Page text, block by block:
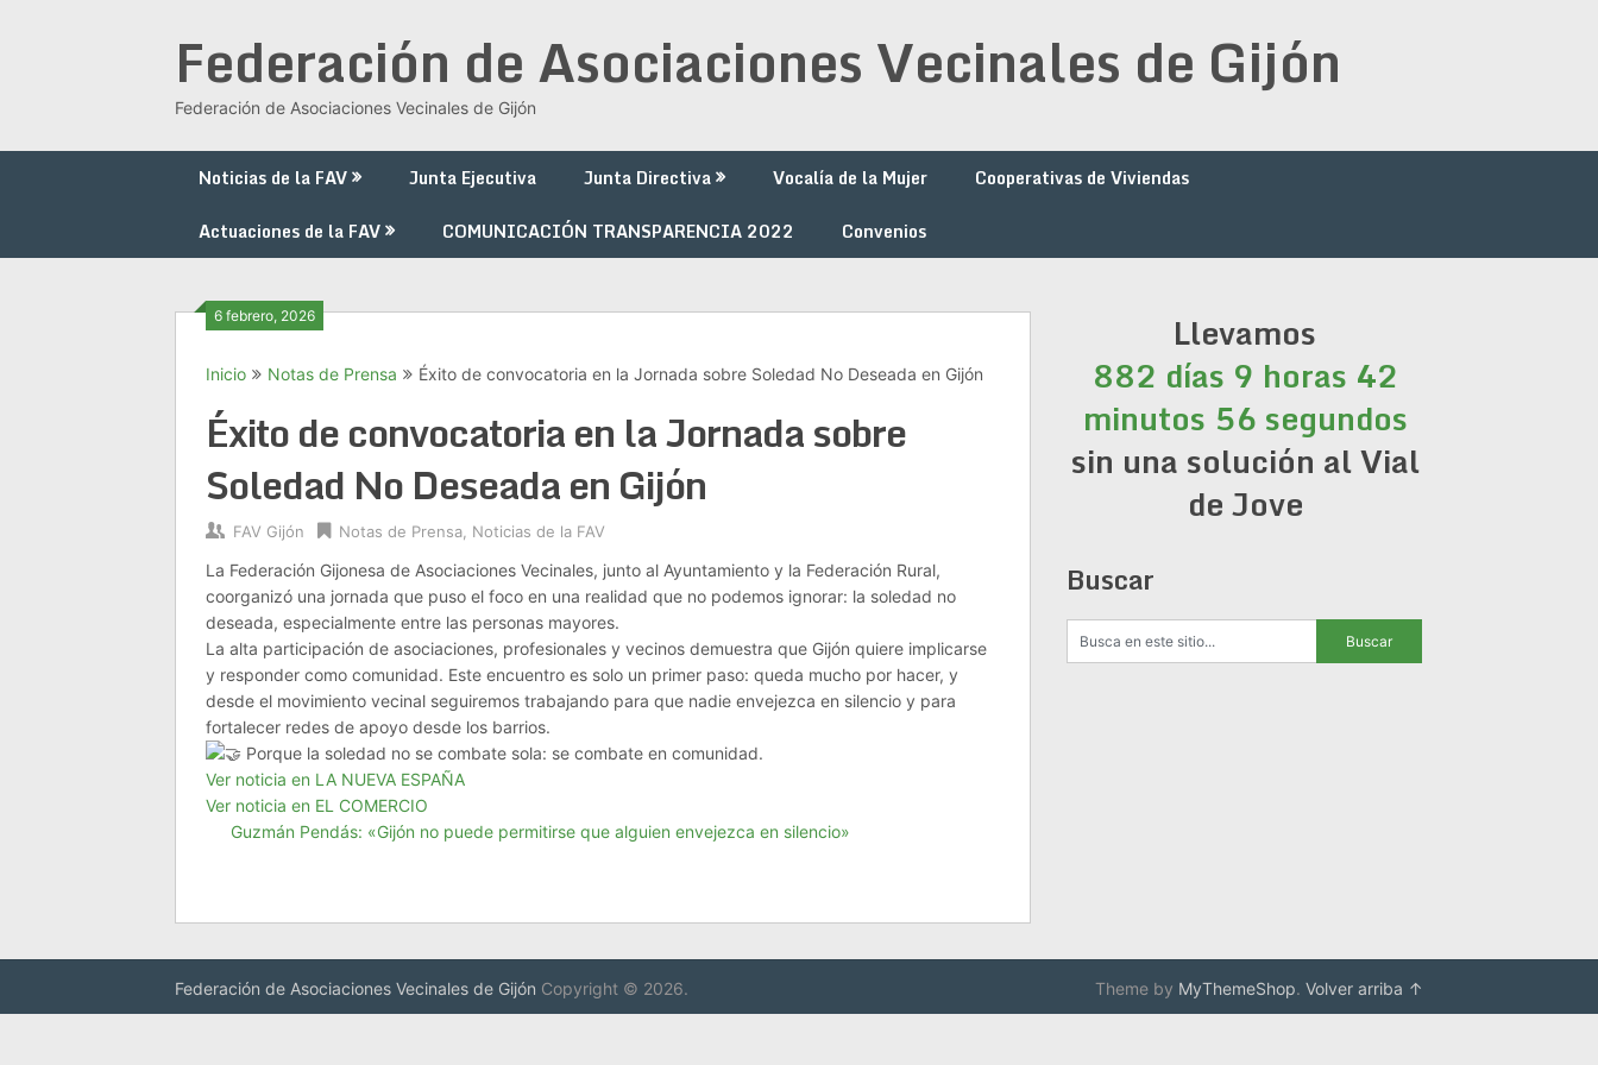
Federación de Asociaciones Vecinales de Gijón
Federación de Asociaciones Vecinales de Gijón
Noticias de la FAV Junta Ejecutiva Junta Directiva Vocalía de la Mujer
Cooperativas de Viviendas
Actuaciones de la FAV
COMUNICACIÓN TRANSPARENCIA 2022 Convenios
6 febrero, 2026
Inicio Notas de Prensa Éxito de convocatoria en la Jornada sobre Soledad No Deseada en Gijón
Éxito de convocatoria en la Jornada sobre
Soledad No Deseada en Gijón
FAV Gijón Notas de Prensa Noticias de la FAV
La Federación Gijonesa de Asociaciones Vecinales, junto al Ayuntamiento y la Federación Rural,
coorganizó una jornada que puso el foco en una realidad que no podemos ignorar: la soledad no
deseada, especialmente entre las personas mayores.
La alta participación de asociaciones, profesionales y vecinos demuestra que Gijón quiere implicarse
y responder como comunidad. Este encuentro es solo un primer paso: queda mucho por hacer, y
desde el movimiento vecinal seguiremos trabajando para que nadie envejezca en silencio y para
fortalecer redes de apoyo desde los barrios.
Porque la soledad no se combate sola: se combate en comunidad.
Ver noticia en LA NUEVA ESPAÑA
Ver noticia en EL COMERCIO
Guzmán Pendás: «Gijón no puede permitirse que alguien envejezca en silencio»
Llevamos
882 días 9 horas 42
minutos 56 segundos
sin una solución al Vial
de Jove
Buscar
Federación de Asociaciones Vecinales de Gijón Copyright © 2026. Theme by MyThemeShop. Volver arriba ↑